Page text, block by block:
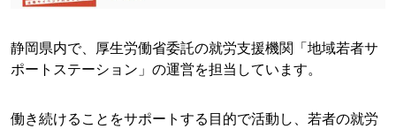
静岡県内で、厚生労働省委託の就労支援機関「地域若者サ
ポートステーション」の運営を担当しています。
働き続けることをサポートする目的で活動し、若者の就労